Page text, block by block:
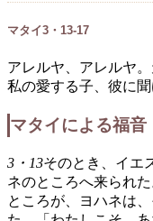
マタイ3・13-17
アレルヤ、アレルヤ
私の愛する子、彼に
マタイによる福音
3・13そのとき、イエ
ネのところへ来られ
ところが、ヨハネは